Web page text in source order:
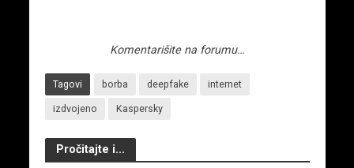
Komentarišite na forumu…
Tagovi borba deepfake internet
izdvojeno Kaspersky
Pročitajte i...